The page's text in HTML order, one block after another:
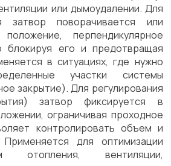
или дымоудалении. Для
затвор поворачивается или
перпендикулярное
блокируя его и предотвращая
в ситуациях, где нужно
участки системы
закрытие). Для регулирования
затвор фиксируется в
ограничивая проходное
контролировать объем и
для оптимизации
отопления, вентиляции,